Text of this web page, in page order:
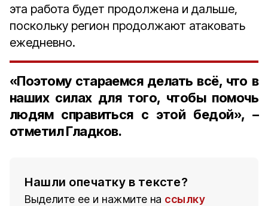
эта работа будет продолжена и дальше,
поскольку регион продолжают атаковать
ежедневно.
«Поэтому стараемся делать всё, что в
наших силах для того, чтобы помочь
людям справиться с этой бедой», –
отметил Гладков.
Нашли опечатку в тексте?
Выделите ее и нажмите на ссылку